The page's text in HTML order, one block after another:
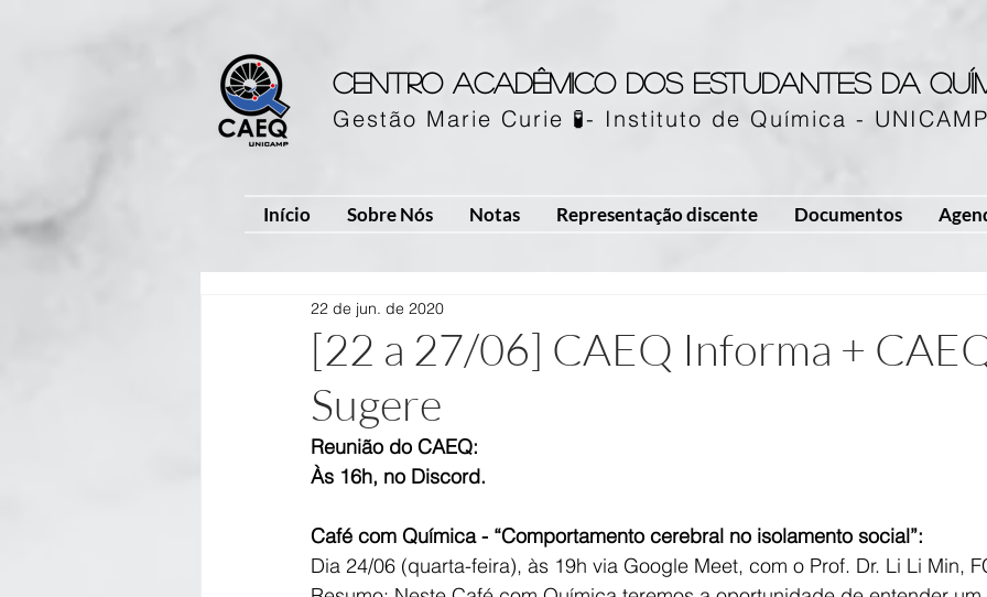
Centro acadêmico dos estudantes da
Gestão Marie Curie 🧪- Instituto de Química - UNICAMP
Início Sobre Nós Notas Representação discente Documentos
[22 a 27/06] CAEQ Informa +
Sugere
22 de jun. de 2020
Reunião do CAEQ:
Às 16h, no Discord.
Café com Química - “Comportamento cerebral no isolamento social”:
Dia 24/06 (quarta-feira), às 19h via Google Meet, com o Prof. Dr. Li Li Min,